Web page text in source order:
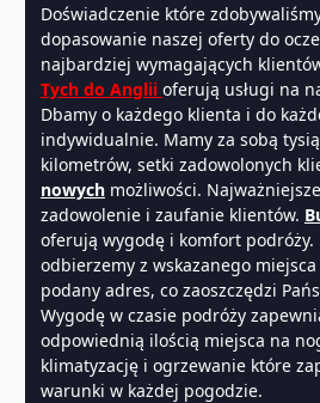
Doświadczenie które
dopasowanie naszej oferty do
najbardziej wymagających
Tych do Anglii oferują usługi na
Dbamy o każdego klienta i do
indywidualnie. Mamy za sobą
kilometrów, setki zadowolonych
nowych możliwości.
zadowolenie i zaufanie klientów.
oferują wygodę i komfort podróży.
odbierzemy z wskazanego
podany adres, co zaoszczędzi
Wygodę w czasie podróży
odpowiednią ilością miejsca na
klimatyzację i ogrzewanie które
warunki w każdej pogodzie.